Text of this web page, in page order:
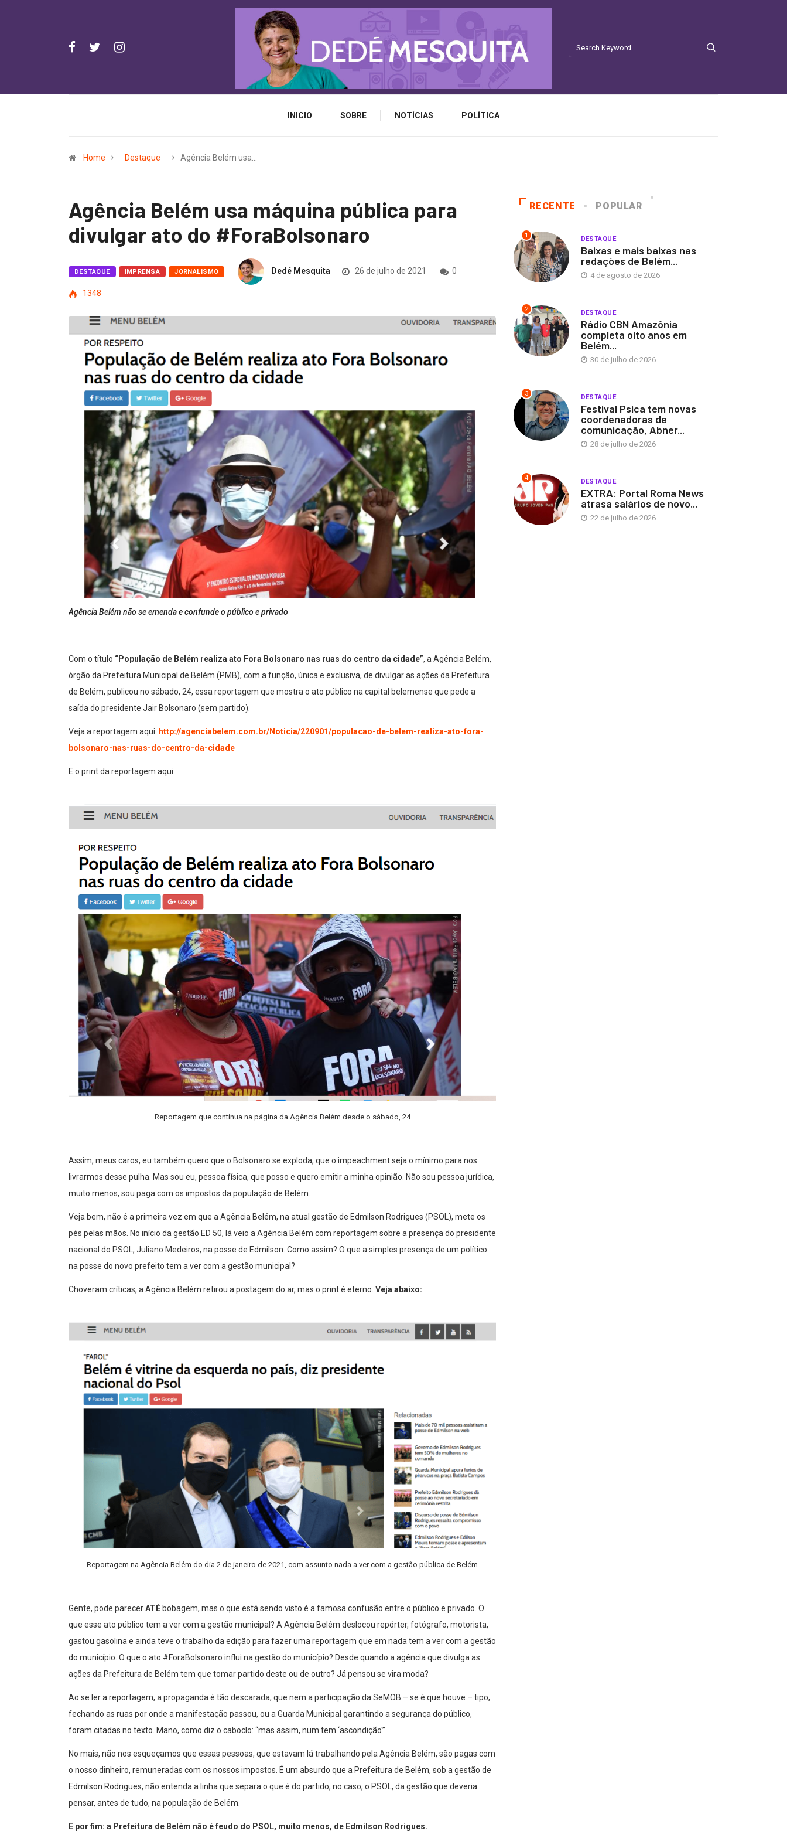
INICIO SOBRE NOTÍCIAS POLÍTICA
Home Destaque Agência Belém usa…
Agência Belém usa máquina pública para
divulgar ato do #ForaBolsonaro
DESTAQUE IMPRENSA JORNALISMO Dedé Mesquita 26 de julho de 2021 0
1348
Agência Belém não se emenda e confunde o público e privado
Com o título “População de Belém realiza ato Fora Bolsonaro nas ruas do centro da cidade”, a Agência Belém,
órgão da Prefeitura Municipal de Belém (PMB), com a função, única e exclusiva, de divulgar as ações da Prefeitura
de Belém, publicou no sábado, 24, essa reportagem que mostra o ato público na capital belemense que pede a
saída do presidente Jair Bolsonaro (sem partido).
Veja a reportagem aqui: http://agenciabelem.com.br/Noticia/220901/populacao-de-belem-realiza-ato-fora-
bolsonaro-nas-ruas-do-centro-da-cidade
E o print da reportagem aqui:
Reportagem que continua na página da Agência Belém desde o sábado, 24
Assim, meus caros, eu também quero que o Bolsonaro se exploda, que o impeachment seja o mínimo para nos
livrarmos desse pulha. Mas sou eu, pessoa física, que posso e quero emitir a minha opinião. Não sou pessoa jurídica,
muito menos, sou paga com os impostos da população de Belém.
Veja bem, não é a primeira vez em que a Agência Belém, na atual gestão de Edmilson Rodrigues (PSOL), mete os
pés pelas mãos. No início da gestão ED 50, lá veio a Agência Belém com reportagem sobre a presença do presidente
nacional do PSOL, Juliano Medeiros, na posse de Edmilson. Como assim? O que a simples presença de um político
na posse do novo prefeito tem a ver com a gestão municipal?
Choveram críticas, a Agência Belém retirou a postagem do ar, mas o print é eterno. Veja abaixo:
Reportagem na Agência Belém do dia 2 de janeiro de 2021, com assunto nada a ver com a gestão pública de Belém
Gente, pode parecerATÉ bobagem, mas o que está sendo visto é a famosa confusão entre o público e privado. O
que esse ato público tem a ver com a gestão municipal? A Agência Belém deslocou repórter, fotógrafo, motorista,
gastou gasolina e ainda teve o trabalho da edição para fazer uma reportagem que em nada tem a ver com a gestão
do município. O que o ato #ForaBolsonaro influi na gestão do município? Desde quando a agência que divulga as
ações da Prefeitura de Belém tem que tomar partido deste ou de outro? Já pensou se vira moda?
Ao se ler a reportagem, a propaganda é tão descarada, que nem a participação da SeMOB – se é que houve – tipo,
fechando as ruas por onde a manifestação passou, ou a Guarda Municipal garantindo a segurança do público,
foram citadas no texto. Mano, como diz o caboclo: “mas assim, num tem ‘ascondição'”
No mais, não nos esqueçamos que essas pessoas, que estavam lá trabalhando pela Agência Belém, são pagas com
o nosso dinheiro, remuneradas com os nossos impostos. É um absurdo que a Prefeitura de Belém, sob a gestão de
Edmilson Rodrigues, não entenda a linha que separa o que é do partido, no caso, o PSOL, da gestão que deveria
pensar, antes de tudo, na população de Belém.
E por fim: a Prefeitura de Belém não é feudo do PSOL, muito menos, de Edmilson Rodrigues.
RECENTE POPULAR
1 DESTAQUE
Baixas e mais baixas nas
redações de Belém...
4 de agosto de 2026
2 DESTAQUE
Rádio CBN Amazônia
completa oito anos em
Belém...
30 de julho de 2026
3 DESTAQUE
Festival Psica tem novas
coordenadoras de
comunicação, Abner...
28 de julho de 2026
4 DESTAQUE
EXTRA: Portal Roma News
atrasa salários de novo...
22 de julho de 2026